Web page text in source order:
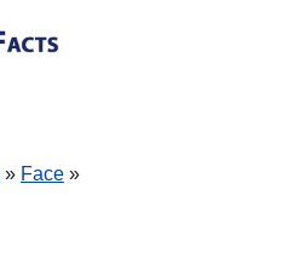
» Face »